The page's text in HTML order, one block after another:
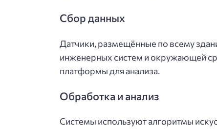
Сбор данных
Датчики, размещённые по всему
инженерных систем и окружающей
платформы для анализа.
Обработка и анализ
Системы используют алгоритмы